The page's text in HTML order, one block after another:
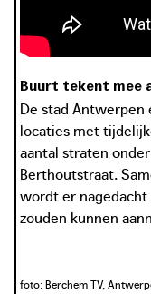
Buurt tekent mee
De stad
locaties met
aantal straten
Berthoutstraat.
wordt er
zouden kunnen
foto: Berchem TV,